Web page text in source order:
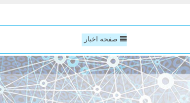
صفحه اخبار